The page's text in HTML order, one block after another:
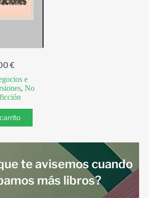
€
e
, No
ficción
te avisemos cuando
más libros?